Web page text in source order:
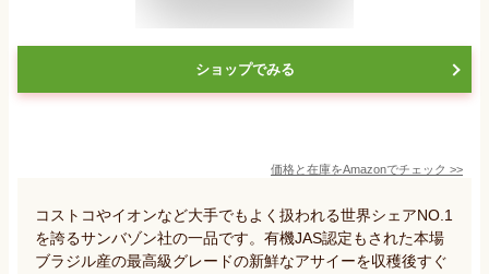
ショップでみる
価格と在庫をAmazonでチェック >>
コストコやイオンなど大手でもよく扱われる世界シェアNO.1
を誇るサンバゾン社の一品です。有機JAS認定もされた本場
ブラジル産の最高級グレードの新鮮なアサイーを収穫後すぐ